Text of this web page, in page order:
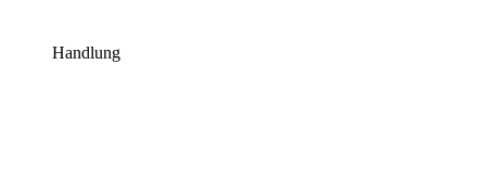
Handlung